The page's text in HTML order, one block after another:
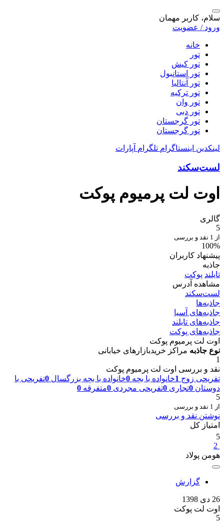
سلام، کاربر مهمان
ورود / عضویت
خانه
تور
تور کیش
تور استانبول
تور آنتالیا
تور ترکیه
تور وان
تور دبی
تور گرجستان
تور گرجستان
لینکدین اینستاگرام تلگرام آپارات
لست‌سکند
اوت لت پرمیوم پوکت
گالری
5
از 1 نقد و بررسی
100%
پیشنهاد کاربران
جاذبه
تایلند پوکت
مشاهده آدرس
لست‌سکند
جاذبه‌ها
جاذبه‌های آسیا
جاذبه‌های تایلند
جاذبه‌های پوکت
اوت لت پرمیوم پوکت
نوع جاذبه مراکز خریدبازارهای خیابانی
1
نقد و بررسی اوت لت پرمیوم پوکت
تفریحی زوج 1خانواده با بچه 0خانواده با بچه بزرگسال 0تفریحی با
دوستان 0تجاری 0تفریحی مجردی 0متفرقه 0
5
از 1 نقد و بررسی
نوشتن نقد و بررسی
امتیاز کل
5
2
هومن پولاد
گزارش
26 دی 1398
اوت لت پوکت
5